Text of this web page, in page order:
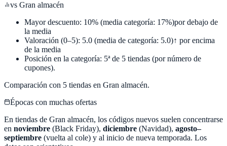
vs Gran almacén
Mayor descuento: 10% (media categoría: 17%)por debajo de
la media
Valoración (0–5): 5.0 (media de categoría: 5.0)↑ por encima
de la media
Posición en la categoría: 5ª de 5 tiendas (por número de
cupones).
Comparación con 5 tiendas en Gran almacén.
Épocas con muchas ofertas
En tiendas de Gran almacén, los códigos nuevos suelen concentrarse
en noviembre (Black Friday), diciembre (Navidad), agosto–
septiembre (vuelta al cole) y al inicio de nueva temporada. Los